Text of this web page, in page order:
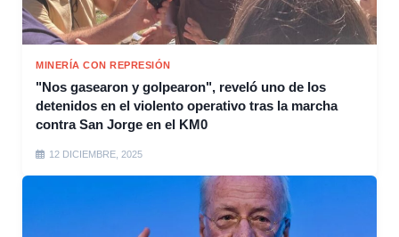
MINERÍA CON REPRESIÓN
"Nos gasearon y golpearon", reveló uno de los
detenidos en el violento operativo tras la marcha
contra San Jorge en el KM0
12 DICIEMBRE, 2025